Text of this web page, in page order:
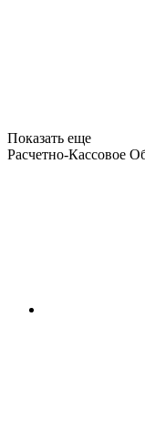
Показать еще
Расчетно-Кассовое